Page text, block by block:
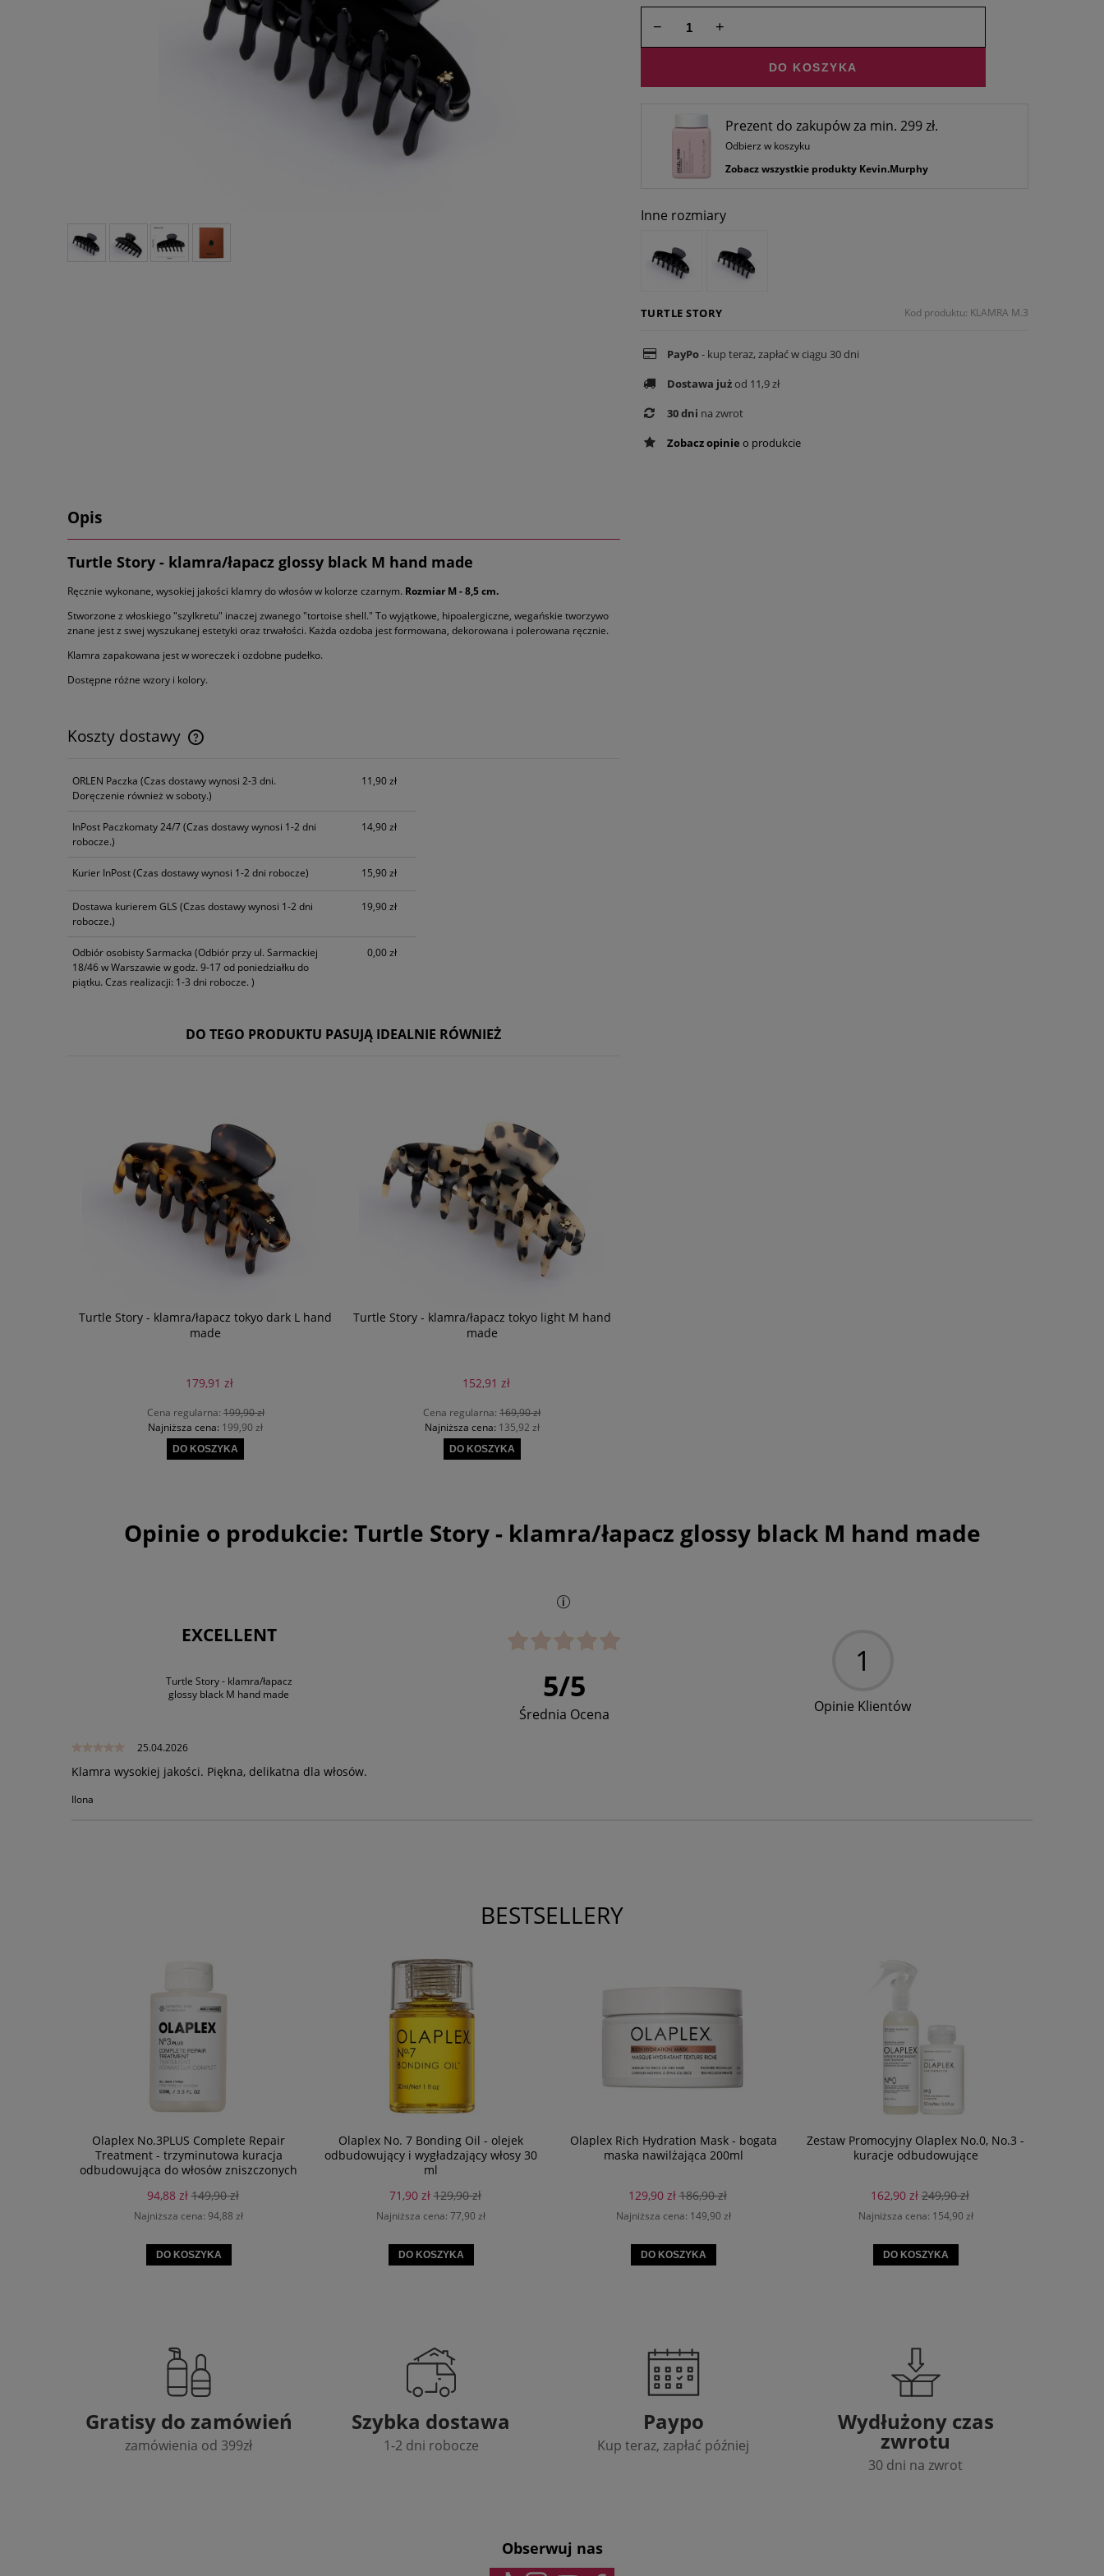
30 dni, wyświetlana jest najniższa cena od
momentu, kiedy produkt pojawił się w
Prezent do zakupów za min. 299 zł.
Odbierz w koszyku
Zobacz wszystkie produkty Kevin.Murphy
− +
DO KOSZYKA
TURTLE STORY Kod produktu: KLAMRA M.3
PayPo- kup teraz, zapłać w ciągu 30 dni
Dostawa jużod 11,9 zł
30 dni na zwrot
Zobacz opinie o produkcie
Inne rozmiary
Opis
Turtle Story - klamra/łapacz glossy black M hand made
Ręcznie wykonane, wysokiej jakości klamry do włosów w kolorze czarnym. Rozmiar M - 8,5 cm.
Stworzone z włoskiego "szylkretu" inaczej zwanego "tortoise shell." To wyjątkowe, hipoalergiczne, wegańskie tworzywo
znane jest z swej wyszukanej estetyki oraz trwałości. Każda ozdoba jest formowana, dekorowana i polerowana ręcznie.
Klamra zapakowana jest w woreczek i ozdobne pudełko.
Dostępne różne wzory i kolory.
Koszty dostawy
Cena nie zawiera ewentualnych kosztów
płatności
ORLEN Paczka (Czas dostawy wynosi 2-3 dni.
Doręczenie również w soboty.)
11,90 zł
InPost Paczkomaty 24/7(Czas dostawy wynosi 1-2 dni
robocze.)
14,90 zł
Kurier InPost(Czas dostawy wynosi 1-2 dni robocze) 15,90 zł
Dostawa kurierem GLS (Czas dostawy wynosi 1-2 dni
robocze.)
19,90 zł
Odbiór osobisty Sarmacka (Odbiór przy ul. Sarmackiej
18/46 w Warszawie w godz. 9-17 od poniedziałku do
piątku. Czas realizacji: 1-3 dni robocze. )
0,00 zł
DO TEGO PRODUKTU PASUJĄ IDEALNIE RÓWNIEŻ
Turtle Story - klamra/łapacz tokyo dark L hand
made
179,91 zł
Cena regularna: 199,90 zł
Najniższa cena: 199,90 zł
DO KOSZYKA
Turtle Story - klamra/łapacz tokyo light M hand
made
152,91 zł
Cena regularna:169,90 zł
Najniższa cena: 135,92 zł
DO KOSZYKA
Opinie o produkcie: Turtle Story - klamra/łapacz glossy black M hand made
EXCELLENT
Turtle Story - klamra/łapacz
glossy black M hand made
5/5
Średnia Ocena
1
Opinie Klientów
25.04.2026
Klamra wysokiej jakości. Piękna, delikatna dla włosów.
Ilona
BESTSELLERY
Olaplex No.3PLUS Complete Repair
Treatment - trzyminutowa kuracja
odbudowująca do włosów zniszczonych
94,88 zł 149,90 zł
Najniższa cena: 94,88 zł
DO KOSZYKA
Olaplex No. 7 Bonding Oil - olejek
odbudowujący i wygładzający włosy 30
ml
71,90 zł 129,90 zł
Najniższa cena: 77,90 zł
DO KOSZYKA
Olaplex Rich Hydration Mask - bogata
maska nawilżająca 200ml
129,90 zł 186,90 zł
Najniższa cena: 149,90 zł
DO KOSZYKA
Zestaw Promocyjny Olaplex No.0, No.3 -
kuracje odbudowujące
162,90 zł 249,90 zł
Najniższa cena: 154,90 zł
DO KOSZYKA
Gratisy do zamówień
zamówienia od 399zł
Szybka dostawa
1-2 dni robocze
Paypo
Kup teraz, zapłać później
Wydłużony czas
zwrotu
30 dni na zwrot
Obserwuj nas